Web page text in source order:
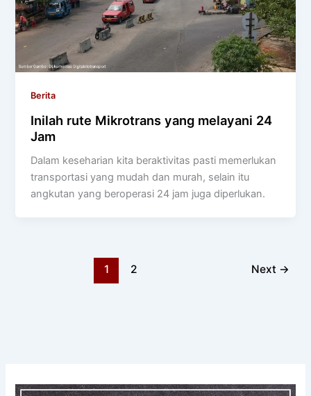
Berita
Inilah rute Mikrotrans yang melayani 24
Jam
Dalam keseharian kita beraktivitas pasti memerlukan
transportasi yang mudah dan murah, selain itu
angkutan yang beroperasi 24 jam juga diperlukan.
1 2 Next →